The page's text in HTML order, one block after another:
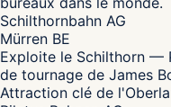
Schilthornbahn AG
Mürren BE
Exploite le Schilthorn —
de tournage de James
Attraction clé de